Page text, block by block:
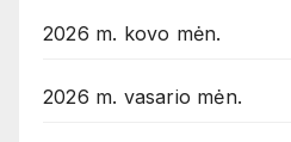
2026 m. kovo mėn.
2026 m. vasario mėn.